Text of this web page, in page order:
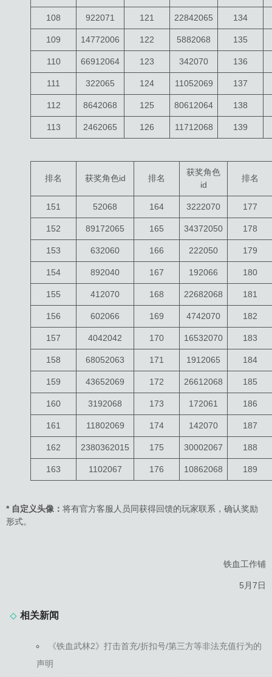
108 922071 121 22842065 134
109 14772006 122 5882068 135
110 66912064 123 342070 136
111 322065 124 11052069 137
112 8642068 125 80612064 138
113 2462065 126 11712068 139
排名 获奖角色id 排名
获奖角色
id
排名
151 52068 164 3222070 177
152 89172065 165 34372050 178
153 632060 166 222050 179
154 892040 167 192066 180
155 412070 168 22682068 181
156 602066 169 4742070 182
157 4042042 170 16532070 183
158 68052063 171 1912065 184
159 43652069 172 26612068 185
160 3192068 173 172061 186
161 11802069 174 142070 187
162 2380362015 175 30002067 188
163 1102067 176 10862068 189
* 自定义头像： 将有官方客服人员同获得回馈的玩家联系，确认奖励
形式。
铁血工作铺
5月7日
相关新闻
《铁血武林2》打击首充/折扣号/第三方等非法充值行为的
声明